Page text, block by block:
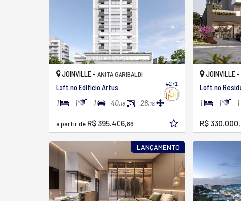
#271
JOINVILLE - ANITA GARIBALDI
Loft no Edifício Artus
1 1 1 40,18 28,18
a partir de R$ 395.406,86
JOINVILLE -
Loft no
1 1 1
R$ 330.000,
LANÇAMENTO